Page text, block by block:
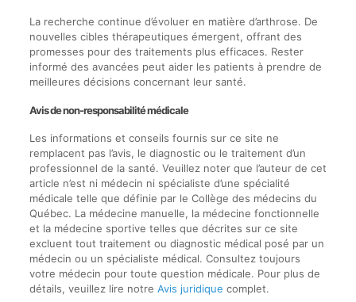
La recherche continue d’évoluer en matière d’arthrose. De
nouvelles cibles thérapeutiques émergent, offrant des
promesses pour des traitements plus efficaces. Rester
informé des avancées peut aider les patients à prendre de
meilleures décisions concernant leur santé.
Avis de non-responsabilité médicale
Les informations et conseils fournis sur ce site ne
remplacent pas l’avis, le diagnostic ou le traitement d’un
professionnel de la santé. Veuillez noter que l’auteur de cet
article n’est ni médecin ni spécialiste d’une spécialité
médicale telle que définie par le Collège des médecins du
Québec. La médecine manuelle, la médecine fonctionnelle
et la médecine sportive telles que décrites sur ce site
excluent tout traitement ou diagnostic médical posé par un
médecin ou un spécialiste médical. Consultez toujours
votre médecin pour toute question médicale. Pour plus de
détails, veuillez lire notre Avis juridique complet.